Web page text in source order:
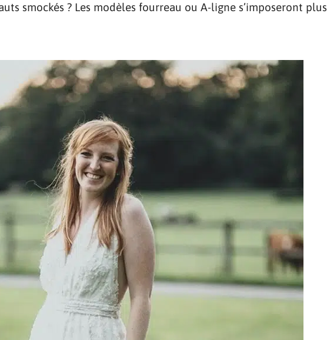
smockés ? Les modèles fourreau ou A-ligne s’imposeront plus